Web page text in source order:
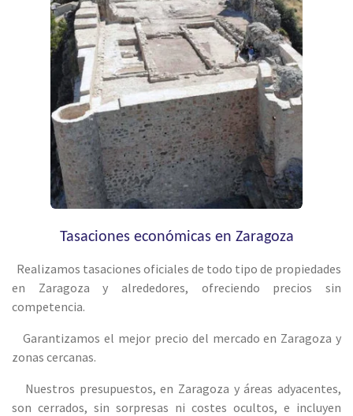
Tasaciones económicas en Zaragoza
Realizamos tasaciones oficiales de todo tipo de propiedades
en Zaragoza y alrededores, ofreciendo precios sin
competencia.
Garantizamos el mejor precio del mercado en Zaragoza y
zonas cercanas.
Nuestros presupuestos, en Zaragoza y áreas adyacentes,
son cerrados, sin sorpresas ni costes ocultos, e incluyen